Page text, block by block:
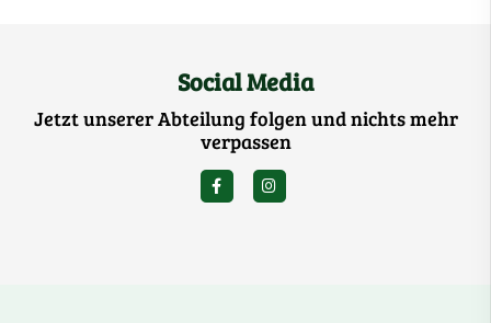
Social Media
Jetzt unserer Abteilung folgen und nichts mehr
verpassen